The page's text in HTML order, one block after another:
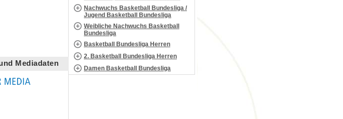
Mediadaten
Nachwuchs Basketball Bundesliga /
Jugend Basketball Bundesliga
Weibliche Nachwuchs Basketball
Bundesliga
Basketball Bundesliga Herren
2. Basketball Bundesliga Herren
Damen Basketball Bundesliga